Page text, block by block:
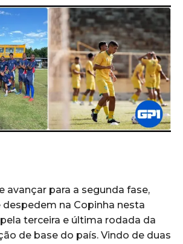
avançar para a segunda fase,
despedem na Copinha nesta
terceira e última rodada da
de base do país. Vindo de duas